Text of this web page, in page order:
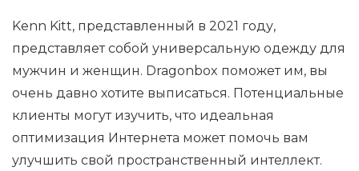
Kenn Kitt, представленный в 2021 году,
представляет собой универсальную одежду для
мужчин и женщин. Dragonbox поможет им, вы
очень давно хотите выписаться. Потенциальные
клиенты могут изучить, что идеальная
оптимизация Интернета может помочь вам
улучшить свой пространственный интеллект.